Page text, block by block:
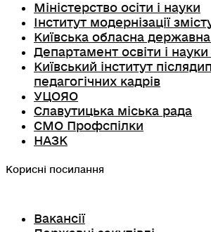
Міністерство осіти і науки
Інститут модернізації
Київська обласна державна
Департамент освіти і
Київський інститут
педагогічних кадрів
УЦОЯО
Славутицька міська рада
СМО Профспілки
НАЗК
Корисні посилання
Вакансії